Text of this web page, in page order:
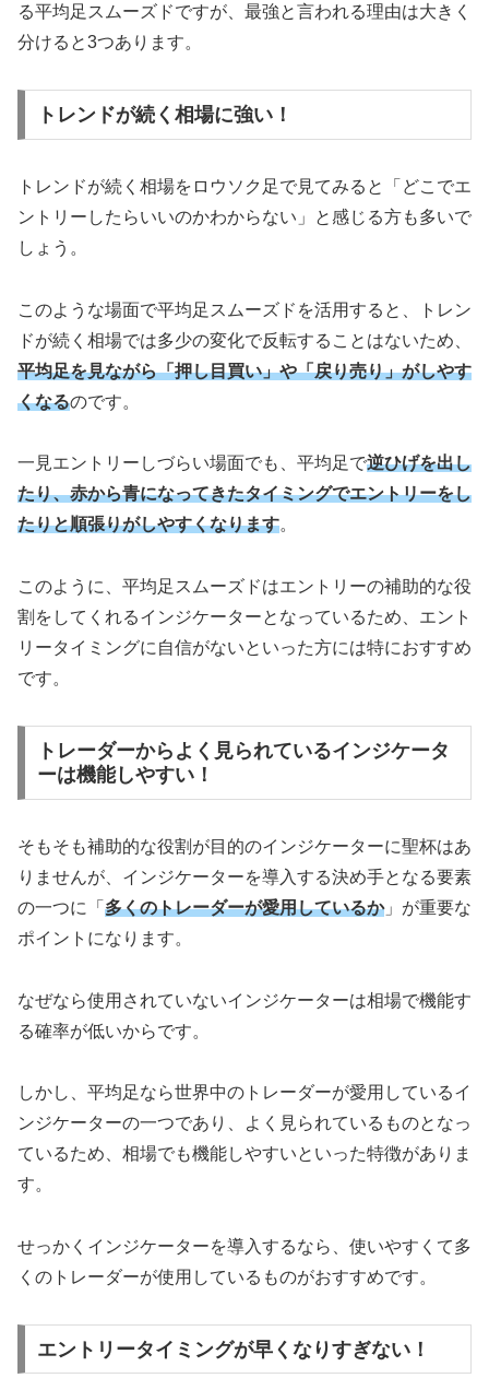
る平均足スムーズドですが、最強と言われる理由は大きく
分けると3つあります。
トレンドが続く相場に強い！
トレンドが続く相場をロウソク足で見てみると「どこでエ
ントリーしたらいいのかわからない」と感じる方も多いで
しょう。
このような場面で平均足スムーズドを活用すると、トレン
ドが続く相場では多少の変化で反転することはないため、
平均足を見ながら「押し目買い」や「戻り売り」がしやす
くなるのです。
一見エントリーしづらい場面でも、平均足で逆ひげを出し
たり、赤から青になってきたタイミングでエントリーをし
たりと順張りがしやすくなります。
このように、平均足スムーズドはエントリーの補助的な役
割をしてくれるインジケーターとなっているため、エント
リータイミングに自信がないといった方には特におすすめ
です。
トレーダーからよく見られているインジケータ
ーは機能しやすい！
そもそも補助的な役割が目的のインジケーターに聖杯はあ
りませんが、インジケーターを導入する決め手となる要素
の一つに「 多くのトレーダーが愛用しているか」が重要な
ポイントになります。
なぜなら使用されていないインジケーターは相場で機能す
る確率が低いからです。
しかし、平均足なら世界中のトレーダーが愛用しているイ
ンジケーターの一つであり、よく見られているものとなっ
ているため、相場でも機能しやすいといった特徴がありま
す。
せっかくインジケーターを導入するなら、使いやすくて多
くのトレーダーが使用しているものがおすすめです。
エントリータイミングが早くなりすぎない！